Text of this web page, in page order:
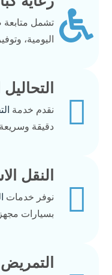
تشمل متابعة
اليومية،
نقدم خدمة
دقيقة
النقل
نوفر خدمات
بسيارات